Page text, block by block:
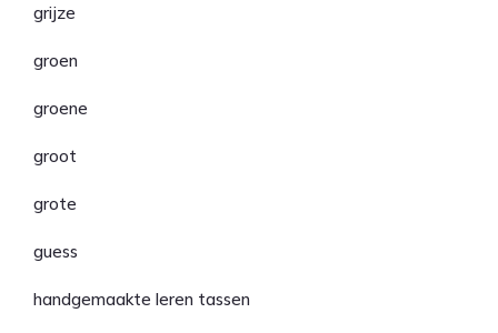
grijze
groen
groene
groot
grote
guess
handgemaakte leren tassen